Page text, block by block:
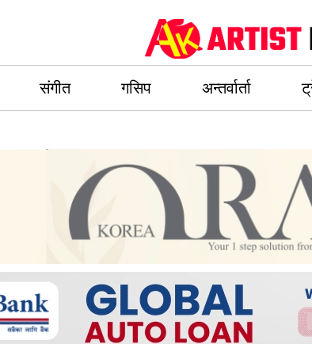
संगीत गसिप अन्तर्वार्ता